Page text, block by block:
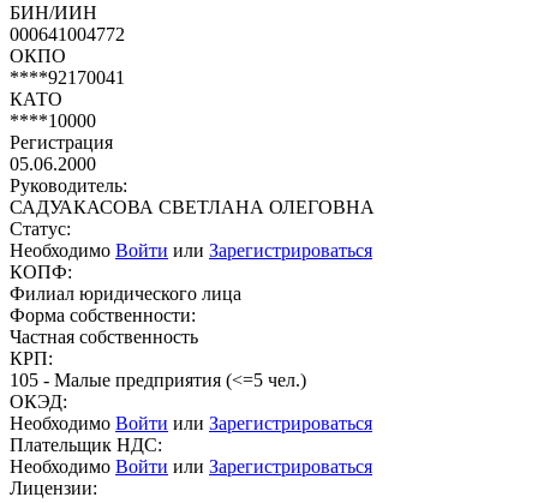
БИН/ИИН
000641004772
ОКПО
****92170041
КАТО
****10000
Регистрация
05.06.2000
Руководитель:
САДУАКАСОВА СВЕТЛАНА ОЛЕГОВНА
Статус:
Необходимо Войти или Зарегистрироваться
КОПФ:
Филиал юридического лица
Форма собственности:
Частная собственность
КРП:
105 - Малые предприятия (<=5 чел.)
ОКЭД:
Необходимо Войти или Зарегистрироваться
Плательщик НДС:
Необходимо Войти или Зарегистрироваться
Лицензии: